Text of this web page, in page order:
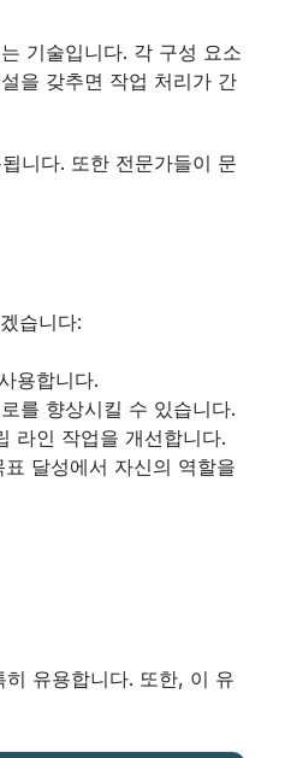
기술입니다. 각 구성 요소
을 갖추면 작업 처리가 간
니다. 또한 전문가들이 문
습니다:
용합니다.
를 향상시킬 수 있습니다.
라인 작업을 개선합니다.
달성에서 자신의 역할을
유용합니다. 또한, 이 유